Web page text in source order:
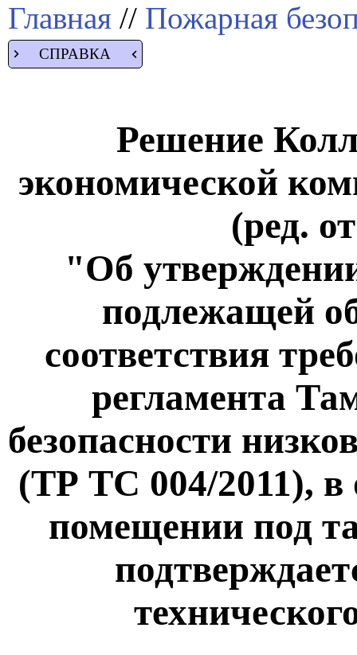
Главная // Пожарная
СПРАВКА
Решение
экономической
(ред.
"Об
подлежащей
соответствия
регламента
безопасности
(ТР ТС 004/2011),
помещении под